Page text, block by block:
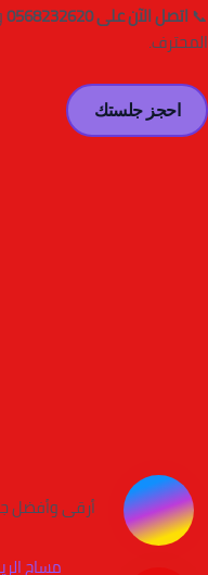
📞اتصل الآن على 0568232620
المحترف.
احجز جلستك
أرقى وأفضل
مساج